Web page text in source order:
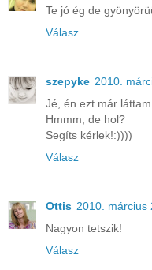
Te jó ég de
Válasz
szepyke 2010.
Jé, én ezt már
Hmmm, de hol?
Segíts kérlek!:))))
Válasz
Ottis 2010. március
Nagyon tetszik!
Válasz